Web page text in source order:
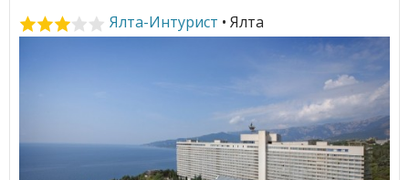
Ялта-Интурист • Ялта